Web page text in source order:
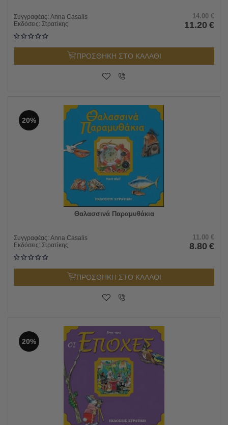
Συγγραφέας: Anna Casalis
Εκδόσεις: Στρατίκης
14.00 €
11.20 €
ΠΡΟΣΘΗΚΗ ΣΤΟ ΚΑΛΑΘΙ
20%
Θαλασσινά Παραμυθάκια
Συγγραφέας: Anna Casalis
Εκδόσεις: Στρατίκης
11.00 €
8.80 €
ΠΡΟΣΘΗΚΗ ΣΤΟ ΚΑΛΑΘΙ
20%